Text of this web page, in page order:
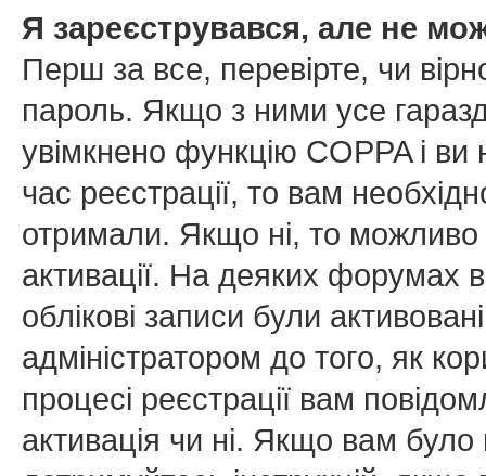
Я зареєструвався, але не
Перш за все, перевірте, чи
пароль. Якщо з ними усе
увімкнено функцію COPPA і
час реєстрації, то вам
отримали. Якщо ні, то можливо
активації. На деяких форумах
облікові записи були
адміністратором до того, як
процесі реєстрації вам
активація чи ні. Якщо вам